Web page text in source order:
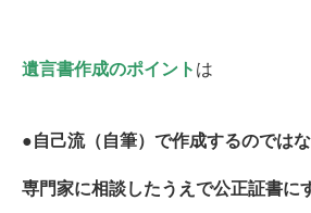
遺言書作成のポイント は
●自己流（自筆）で作成するのではな
専門家に相談したうえで公正証書に